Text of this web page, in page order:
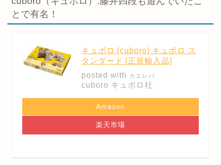
とで有名！
キュボロ (cuboro) キュボロ ス
タンダード [正規輸入品]
posted with カエレバ
cuboro キュボロ社
Amazon
楽天市場